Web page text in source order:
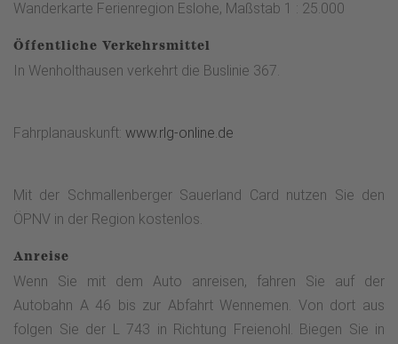
es wieder in Richtung kath. Kirche - vorbei am „Landgasthof
Seemer“ mit seinem großen Biergarten und dem Hotel-
Restaurant „Haus Hochstein“. Beide sind beschildert.
Wanderkarte Ferienregion Eslohe, Maßstab 1 : 25.000
Öffentliche Verkehrsmittel
In Wenholthausen verkehrt die Buslinie 367.
Fahrplanauskunft: www.rlg-online.de
Mit der Schmallenberger Sauerland Card nutzen Sie den
ÖPNV in der Region kostenlos.
Anreise
Wenn Sie mit dem Auto anreisen, fahren Sie auf der
Autobahn A 46 bis zur Abfahrt Wennemen. Von dort aus
folgen Sie der L 743 in Richtung Freienohl. Biegen Sie in